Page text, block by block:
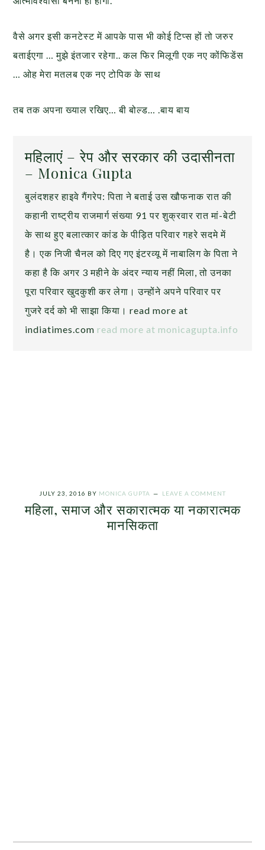
वैसे अगर इसी कनटेस्ट में आपके पास भी कोई टिप्स हों तो जरुर
बताईएगा … मुझे इंतजार रहेगा.. कल फिर मिलूगी एक नए कोंफिडेंस
… ओह मेरा मतलब एक नए टोपिक के साथ
तब तक अपना ख्याल रखिए… बी बोल्ड… .बाय बाय
महिलाएं – रेप और सरकार की उदासीनता
– Monica Gupta
बुलंदशहर हाइवे गैंगरेप: पिता ने बताई उस खौफनाक रात की
कहानी राष्ट्रीय राजमार्ग संख्या 91 पर शुक्रवार रात मां-बेटी
के साथ हुए बलात्कार कांड के पीड़ित परिवार गहरे सदमे में
है। एक निजी चैनल को दिए गए इंटरव्यू में नाबालिग के पिता ने
कहा है कि अगर 3 महीने के अंदर न्याय नहीं मिला, तो उनका
पूरा परिवार खुदकुशी कर लेगा। उन्होंने अपने परिवार पर
गुजरे दर्द को भी साझा किया। read more at
indiatimes.com read more at monicagupta.info
JULY 23, 2016 BY MONICA GUPTA LEAVE A COMMENT
महिला, समाज और सकारात्मक या नकारात्मक
मानसिकता